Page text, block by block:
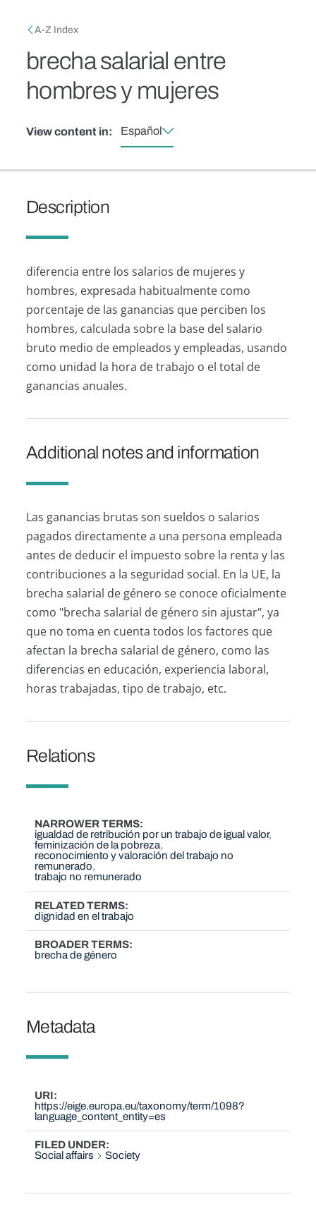
Breadcrumb
A-Z Index
brecha salarial entre
hombres y mujeres
View content in: Español
Description
diferencia entre los salarios de mujeres y
hombres, expresada habitualmente como
porcentaje de las ganancias que perciben los
hombres, calculada sobre la base del salario
bruto medio de empleados y empleadas, usando
como unidad la hora de trabajo o el total de
ganancias anuales.
Additional notes and information
Las ganancias brutas son sueldos o salarios
pagados directamente a una persona empleada
antes de deducir el impuesto sobre la renta y las
contribuciones a la seguridad social. En la UE, la
brecha salarial de género se conoce oficialmente
como "brecha salarial de género sin ajustar", ya
que no toma en cuenta todos los factores que
afectan la brecha salarial de género, como las
diferencias en educación, experiencia laboral,
horas trabajadas, tipo de trabajo, etc.
Relations
NARROWER TERMS
igualdad de retribución por un trabajo de igual valor
feminización de la pobreza
reconocimiento y valoración del trabajo no
remunerado
trabajo no remunerado
RELATED TERMS
dignidad en el trabajo
BROADER TERMS
brecha de género
Metadata
URI
https://eige.europa.eu/taxonomy/term/1098?
language_content_entity=es
FILED UNDER
Social affairs
Society